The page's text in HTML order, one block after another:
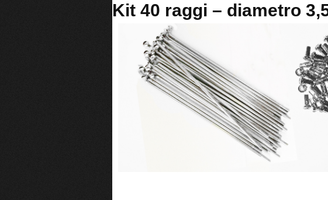
Kit 40 raggi – diametro